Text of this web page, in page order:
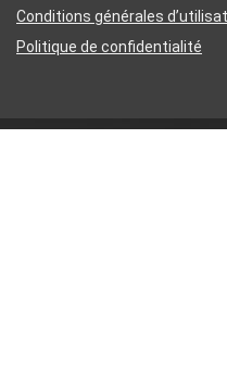
Conditions générales
Politique de confidentialité